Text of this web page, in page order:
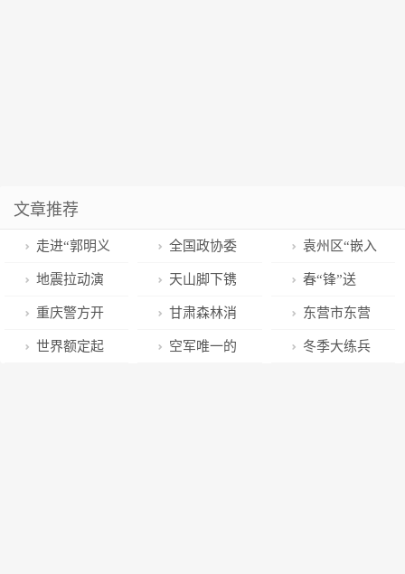
文章推荐
走进“郭明义
班”：学雷锋精
神 述心得
谈体会
全国政协委
员李应红：创
新攻关勇闯科
技前沿
袁州区“嵌入
式”役前教育开
启新兵从军梦
地震拉动演
练 | 突击战备
拉动 锤炼快反
天山脚下镌
刻着森林卫士
的忠诚--赵华
春“锋”送
暖，现场义诊
送健康
重庆警方开
展“飒爽英姿女
甘肃森林消
防圆满完成
东营市东营
区消防救援大
世界额定起 空军唯一的 冬季大练兵